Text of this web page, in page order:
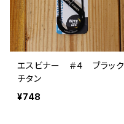
エスビナー ＃４ ブラック
チタン
¥748